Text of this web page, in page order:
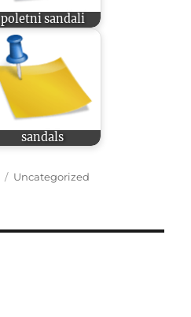
poletni sandali
sandals
Categories
Uncategorized